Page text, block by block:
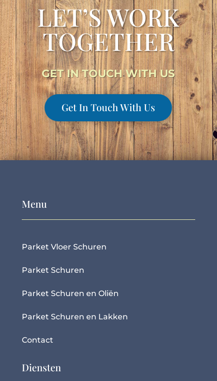
LET’S WORK
TOGETHER
GET IN TOUCH WITH US
Get In Touch With Us
Menu
Parket Vloer Schuren
Parket Schuren
Parket Schuren en Oliën
Parket Schuren en Lakken
Contact
Diensten